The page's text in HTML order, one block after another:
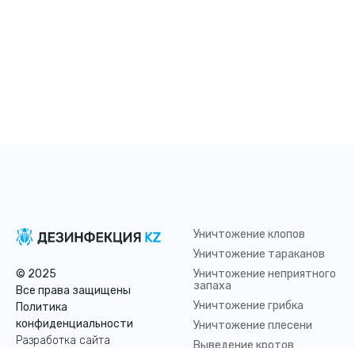
© 2025
Все права защищены
Политика
конфиденциальности
Разработка сайта
Уничтожение клопов
Уничтожение тараканов
Уничтожение неприятного
запаха
Уничтожение грибка
Уничтожение плесени